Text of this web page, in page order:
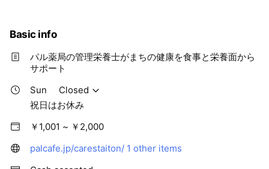
Basic info
パル薬局の管理栄養士がまちの健康を食事と栄養面から
サポート
Sun
Closed
祝日はお休み
￥1,001 ~ ￥2,000
palcafe.jp/carestaiton/ 1 other items